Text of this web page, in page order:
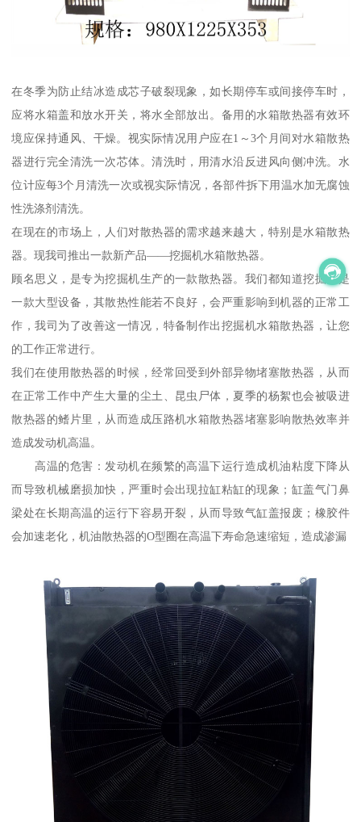
在冬季为防止结冰造成芯子破裂现象，如长期停车或间接停车时，
应将水箱盖和放水开关，将水全部放出。备用的水箱散热器有效环
境应保持通风、干燥。视实际情况用户应在1～3个月间对水箱散热
器进行完全清洗一次芯体。清洗时，用清水沿反进风向侧冲洗。水
位计应每3个月清洗一次或视实际情况，各部件拆下用温水加无腐蚀
性洗涤剂清洗。
在现在的市场上，人们对散热器的需求越来越大，特别是水箱散热
器。现我司推出一款新产品——挖掘机水箱散热器。
顾名思义，是专为挖掘机生产的一款散热器。我们都知道挖掘机是
一款大型设备，其散热性能若不良好，会严重影响到机器的正常工
作，我司为了改善这一情况，特备制作出挖掘机水箱散热器，让您
的工作正常进行。
我们在使用散热器的时候，经常回受到外部异物堵塞散热器，从而
在正常工作中产生大量的尘土、昆虫尸体，夏季的杨絮也会被吸进
散热器的鳍片里，从而造成压路机水箱散热器堵塞影响散热效率并
造成发动机高温。
高温的危害：发动机在频繁的高温下运行造成机油粘度下降从
而导致机械磨损加快，严重时会出现拉缸粘缸的现象；缸盖气门鼻
梁处在长期高温的运行下容易开裂，从而导致气缸盖报废；橡胶件
会加速老化，机油散热器的O型圈在高温下寿命急速缩短，造成渗漏